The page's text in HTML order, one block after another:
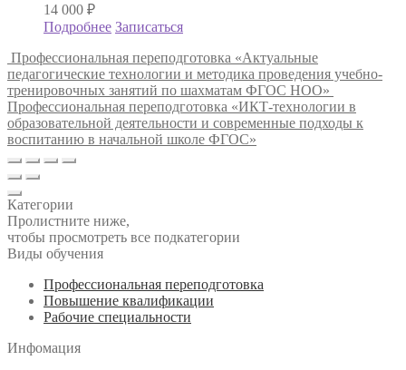
14 000 ₽
Подробнее Записаться
Профессиональная переподготовка «Актуальные
педагогические технологии и методика проведения учебно-
тренировочных занятий по шахматам ФГОС НОО»
Профессиональная переподготовка «ИКТ-технологии в
образовательной деятельности и современные подходы к
воспитанию в начальной школе ФГОС»
Категории
Пролистните ниже,
чтобы просмотреть все подкатегории
Виды обучения
Профессиональная переподготовка
Повышение квалификации
Рабочие специальности
Инфомация